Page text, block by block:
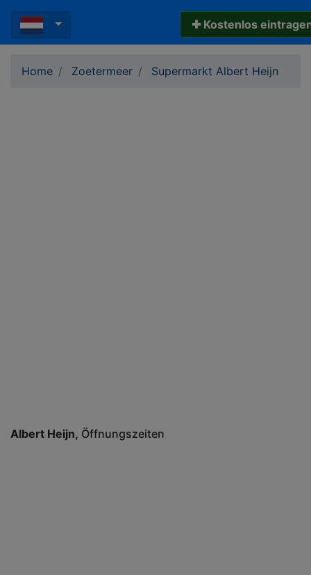
✚ Kostenlos
Home Zoetermeer Supermarkt Albert Heijn
Albert Heijn Öffnungszeiten